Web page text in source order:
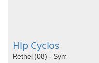
Hlp Cyclos
Rethel (08) - Sym